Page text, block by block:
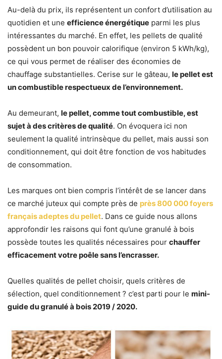
Au-delà du prix, ils représentent un confort d’utilisation au
quotidien et une efficience énergétique parmi les plus
intéressantes du marché. En effet, les pellets de qualité
possèdent un bon pouvoir calorifique (environ 5 kWh/kg),
ce qui vous permet de réaliser des économies de
chauffage substantielles. Cerise sur le gâteau, le pellet est
un combustible respectueux de l’environnement.
Au demeurant, le pellet, comme tout combustible, est
sujet à des critères de qualité. On évoquera ici non
seulement la qualité intrinsèque du pellet, mais aussi son
conditionnement, qui doit être fonction de vos habitudes
de consommation.
Les marques ont bien compris l’intérêt de se lancer dans
ce marché juteux qui compte près de près 800 000 foyers
français adeptes du pellet. Dans ce guide nous allons
approfondir les raisons qui font qu’une granulé à bois
possède toutes les qualités nécessaires pour chauffer
efficacement votre poêle sans l’encrasser.
Quelles qualités de pellet choisir, quels critères de
sélection, quel conditionnement ? c’est parti pour le mini-
guide du granulé à bois 2019 / 2020.